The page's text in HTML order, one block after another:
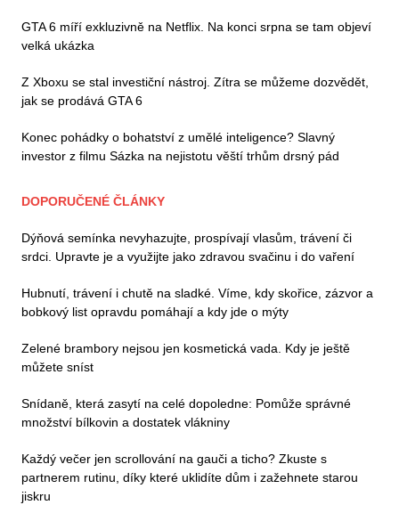
GTA 6 míří exkluzivně na Netflix. Na konci srpna se tam objeví
velká ukázka
Z Xboxu se stal investiční nástroj. Zítra se můžeme dozvědět,
jak se prodává GTA 6
Konec pohádky o bohatství z umělé inteligence? Slavný
investor z filmu Sázka na nejistotu věští trhům drsný pád
DOPORUČENÉ ČLÁNKY
Dýňová semínka nevyhazujte, prospívají vlasům, trávení či
srdci. Upravte je a využijte jako zdravou svačinu i do vaření
Hubnutí, trávení i chutě na sladké. Víme, kdy skořice, zázvor a
bobkový list opravdu pomáhají a kdy jde o mýty
Zelené brambory nejsou jen kosmetická vada. Kdy je ještě
můžete sníst
Snídaně, která zasytí na celé dopoledne: Pomůže správné
množství bílkovin a dostatek vlákniny
Každý večer jen scrollování na gauči a ticho? Zkuste s
partnerem rutinu, díky které uklidíte dům i zažehnete starou
jiskru